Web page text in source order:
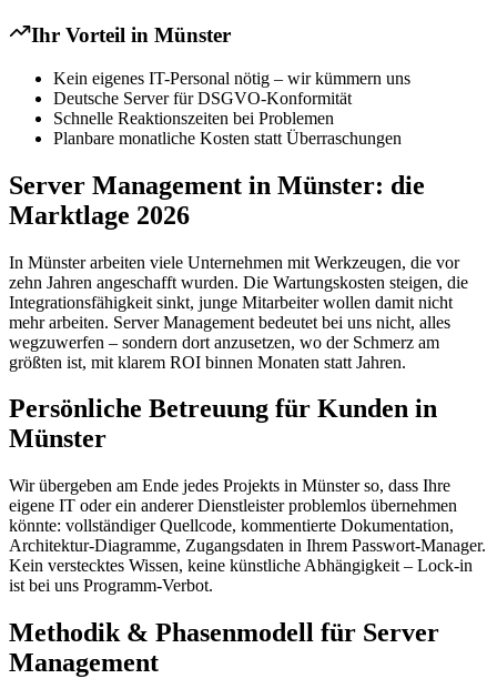
Ihr Vorteil in Münster
Kein eigenes IT-Personal nötig – wir kümmern uns
Deutsche Server für DSGVO-Konformität
Schnelle Reaktionszeiten bei Problemen
Planbare monatliche Kosten statt Überraschungen
Server Management in Münster: die
Marktlage 2026
In Münster arbeiten viele Unternehmen mit Werkzeugen, die vor
zehn Jahren angeschafft wurden. Die Wartungskosten steigen, die
Integrationsfähigkeit sinkt, junge Mitarbeiter wollen damit nicht
mehr arbeiten. Server Management bedeutet bei uns nicht, alles
wegzuwerfen – sondern dort anzusetzen, wo der Schmerz am
größten ist, mit klarem ROI binnen Monaten statt Jahren.
Persönliche Betreuung für Kunden in
Münster
Wir übergeben am Ende jedes Projekts in Münster so, dass Ihre
eigene IT oder ein anderer Dienstleister problemlos übernehmen
könnte: vollständiger Quellcode, kommentierte Dokumentation,
Architektur-Diagramme, Zugangsdaten in Ihrem Passwort-Manager.
Kein verstecktes Wissen, keine künstliche Abhängigkeit – Lock-in
ist bei uns Programm-Verbot.
Methodik & Phasenmodell für Server
Management